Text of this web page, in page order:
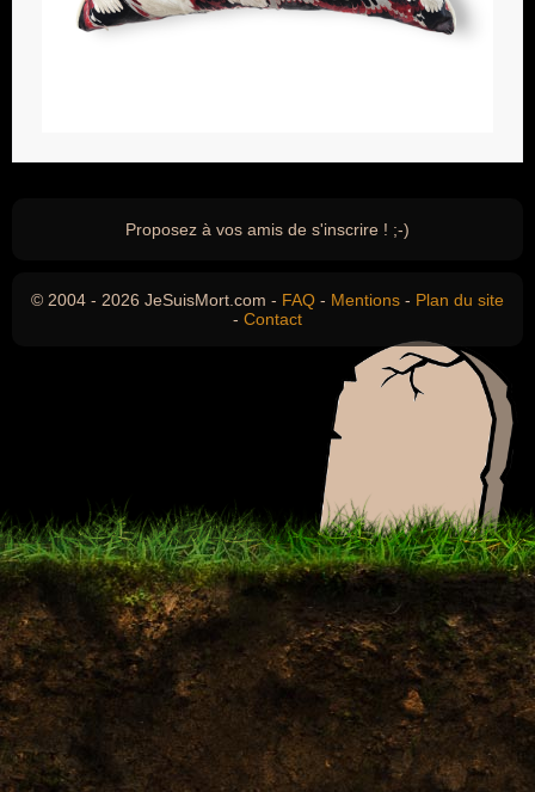
Proposez à vos amis de s'inscrire ! ;-)
© 2004 - 2026 JeSuisMort.com - FAQ - Mentions - Plan du site
- Contact